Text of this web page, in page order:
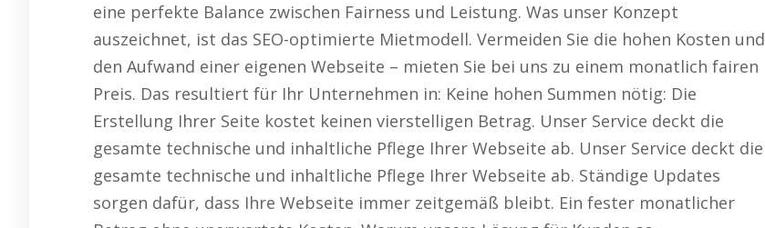
eine perfekte Balance zwischen Fairness und Leistung. Was unser Konzept
auszeichnet, ist das SEO-optimierte Mietmodell. Vermeiden Sie die hohen Kosten und
den Aufwand einer eigenen Webseite – mieten Sie bei uns zu einem monatlich fairen
Preis. Das resultiert für Ihr Unternehmen in: Keine hohen Summen nötig: Die
Erstellung Ihrer Seite kostet keinen vierstelligen Betrag. Unser Service deckt die
gesamte technische und inhaltliche Pflege Ihrer Webseite ab. Unser Service deckt die
gesamte technische und inhaltliche Pflege Ihrer Webseite ab. Ständige Updates
sorgen dafür, dass Ihre Webseite immer zeitgemäß bleibt. Ein fester monatlicher